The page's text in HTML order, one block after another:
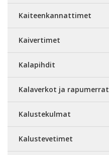
Kaiteenkannattimet
Kaivertimet
Kalapihdit
Kalaverkot ja rapumerrat
Kalustekulmat
Kalustevetimet